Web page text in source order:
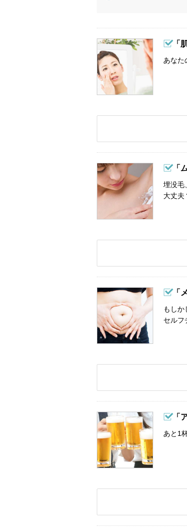
「
あなた
「
埋没毛
大丈夫
「
もしか
セルフ
「
あと1